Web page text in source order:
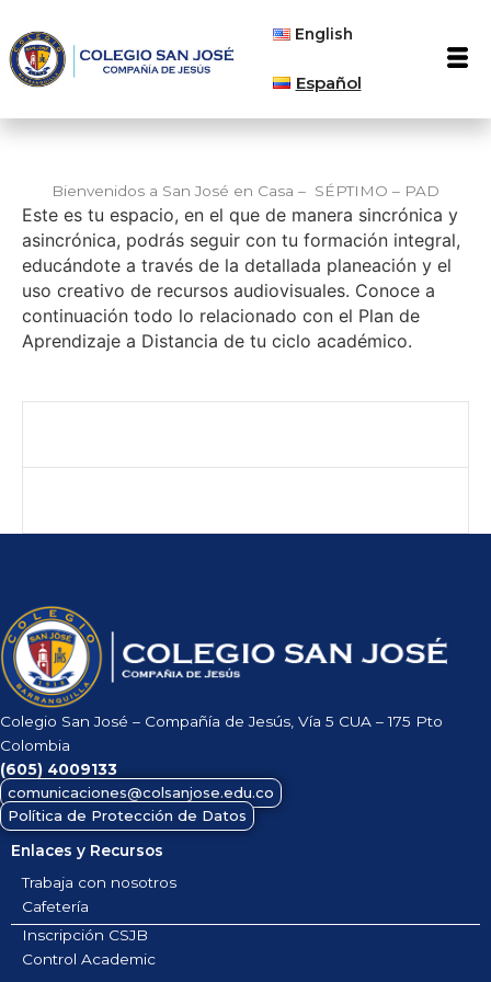
contenido
English
Español
Bienvenidos a San José en Casa – SÉPTIMO – PAD
Este es tu espacio, en el que de manera sincrónica y
asincrónica, podrás seguir con tu formación integral,
educándote a través de la detallada planeación y el
uso creativo de recursos audiovisuales. Conoce a
continuación todo lo relacionado con el Plan de
Aprendizaje a Distancia de tu ciclo académico.
Colegio San José – Compañía de Jesús, Vía 5 CUA – 175 Pto
Colombia
(605) 4009133
comunicaciones@colsanjose.edu.co
Política de Protección de Datos
Enlaces y Recursos
Trabaja con nosotros
Cafetería
Inscripción CSJB
Control Academic